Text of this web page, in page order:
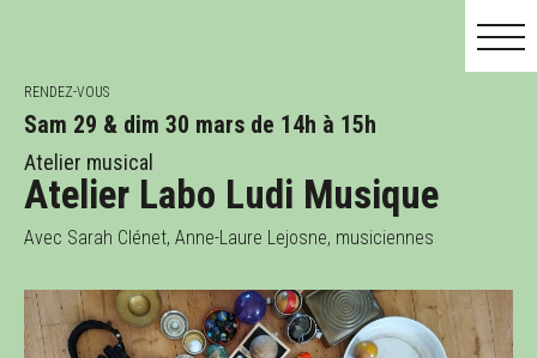
MAI JUIN JUIL.
RENDEZ-VOUS
Sam 29 & dim 30 mars de 14h à 15h
Atelier musical
Atelier Labo Ludi Musique
Avec Sarah Clénet, Anne-Laure Lejosne, musiciennes